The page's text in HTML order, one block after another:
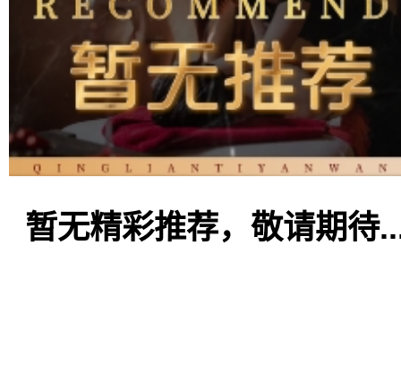
暂无精彩推荐，敬请期待